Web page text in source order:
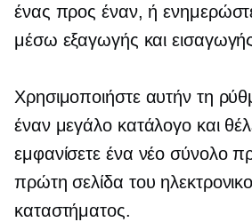
ένας προς έναν, ή
μέσω εξαγωγής και
Χρησιμοποιήστε αυτήν τη
έναν μεγάλο κατάλογο και
εμφανίσετε ένα νέο σύνολο
πρώτη σελίδα του
καταστήματος.